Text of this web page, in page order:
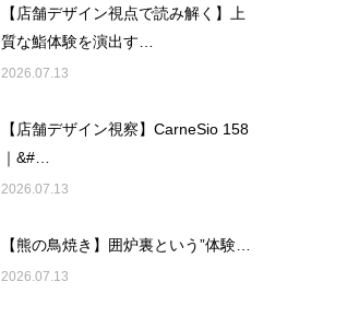
【店舗デザイン視点で読み解く】上
質な鮨体験を演出す…
2026.07.13
【店舗デザイン視察】CarneSio 158
｜&#…
2026.07.13
【熊の鳥焼き】囲炉裏という”体験…
2026.07.13